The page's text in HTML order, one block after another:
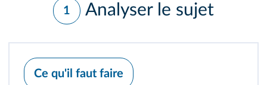
1 Analyser le sujet
Ce qu'il faut faire